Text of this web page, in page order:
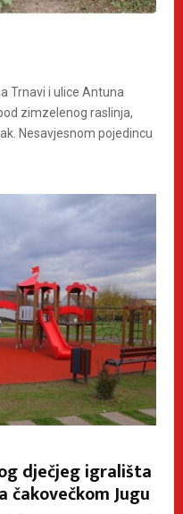
Trnavi i ulice Antuna
zimzelenog raslinja,
Nesavjesnom pojedincu
dječjeg igrališta
Jugu